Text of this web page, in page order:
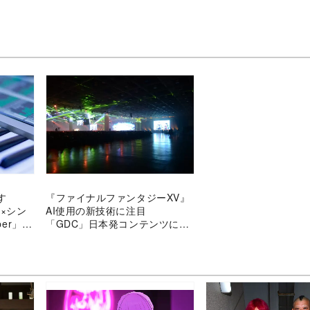
シン
」を
『ファイナルファンタジーXV』
AI使用の新技術に注目
「GDC」日本発コンテンツに勢